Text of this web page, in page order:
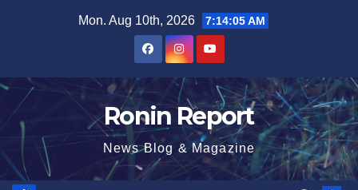
Mon. Aug 10th, 2026 7:14:06 AM
Ronin Report
News Blog & Magazine